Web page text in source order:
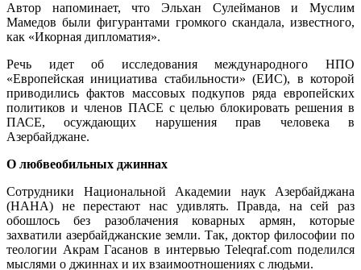
Автор напоминает, что Эльхан Сулейманов и Муслим
Мамедов были фигурантами громкого скандала, известного,
как «Икорная дипломатия».
Речь идет об исследования международного НПО
«Европейская инициатива стабильности» (ЕИС), в которой
приводились фактов массовых подкупов ряда европейских
политиков и членов ПАСЕ с целью блокировать решения в
ПАСЕ, осуждающих нарушения прав человека в
Азербайджане.
О любвеобильных джиннах
Сотрудники Национальной Академии наук Азербайджана
(НАНА) не перестают нас удивлять. Правда, на сей раз
обошлось без разоблачения коварных армян, которые
захватили азербайджанские земли. Так, доктор философии по
теологии Акрам Гасанов в интервью Teleqraf.com поделился
мыслями о джиннах и их взаимоотношениях с людьми.